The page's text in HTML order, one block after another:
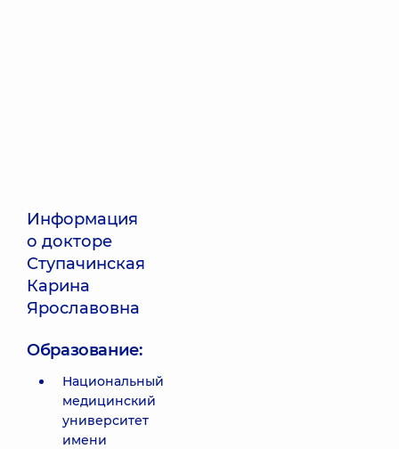
Информация
о докторе
Ступачинская
Карина
Ярославовна
Образование:
Национальный
медицинский
университет
имени